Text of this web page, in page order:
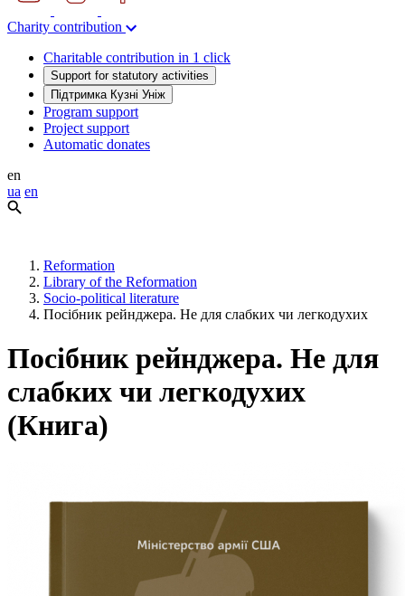
Charity contribution
Charitable contribution in 1 click
Support for statutory activities
Підтримка Кузні Уніж
Program support
Project support
Automatic donates
en
ua en
Reformation
Library of the Reformation
Socio-political literature
Посібник рейнджера. Не для слабких чи легкодухих
Посібник рейнджера. Не для
слабких чи легкодухих
(Книга)